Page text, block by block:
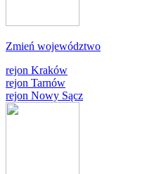
Zmień województwo
rejon Kraków
rejon Tarnów
rejon Nowy Sącz